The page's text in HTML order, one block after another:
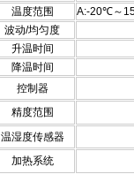
温度范围
A:-20℃～
波动/均匀度
升温时间
降温时间
控制器
精度范围
温湿度传感器
加热系统